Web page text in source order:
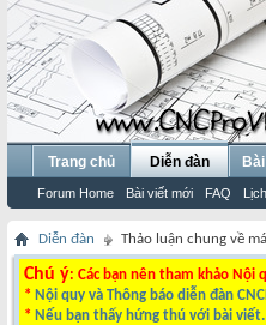
Trang chủ Diễn đàn
Forum Home Bài viết mới FAQ Lịch
Diễn đàn Thảo luận chung về
Chú ý: Các bạn nên tham khảo
* Nội quy và Thông báo diễn đàn
* Nếu bạn thấy hứng thú với bài viết.